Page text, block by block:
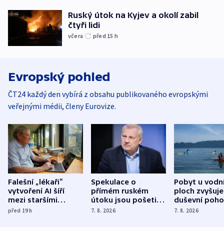
Ruský útok na Kyjev a okolí zabil
čtyři lidi
včera před 15 h
Evropský pohled
ČT24 každý den vybírá z obsahu publikovaného evropskými
veřejnými médii, členy Eurovize.
Falešní „lékaři“
vytvoření AI šíří
mezi staršími
Poláky nebezpečné
před 19h
Spekulace o
přímém ruském
útoku jsou pošetilé,
míní estonský
7. 8. 2026
Pobyt u
ploch zvyšuje
duševní
ukázala
7. 8. 2026